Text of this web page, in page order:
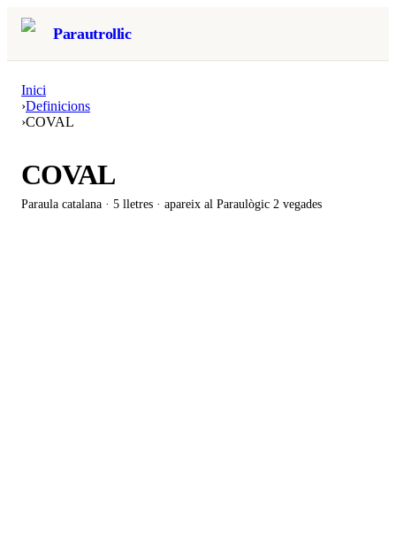
Parautrollic
Inici
›Definicions
›COVAL
COVAL
Paraula catalana · 5 lletres · apareix al Paraulògic 2 vegades